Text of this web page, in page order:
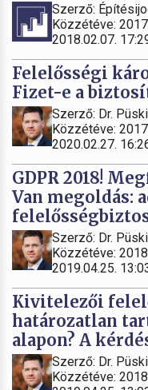
Szerző:
Közzétéve:
2018.02.07.
Felelősségi
Fizet-e a
Szerző: Dr.
Közzétéve:
2020.02.27.
GDPR 2018!
Van megoldás:
Szerző: Dr.
Közzétéve:
2019.04.25.
Kivitelezői
határozatlan
alapon? A
Szerző: Dr.
Közzétéve: